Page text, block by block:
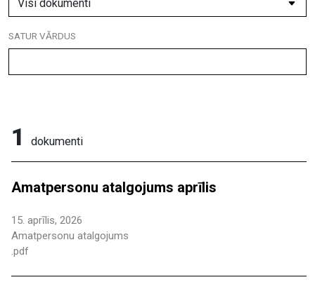
SATUR VĀRDUS
1 dokumenti
Amatpersonu atalgojums aprīlis
15. aprīlis, 2026
Amatpersonu atalgojums
.pdf